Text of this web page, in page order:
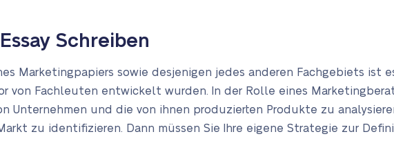
Schreiben
Marketingpapiers sowie desjenigen jedes anderen Fachgebiets ist
von Fachleuten entwickelt wurden. In der Rolle eines
Unternehmen und die von ihnen produzierten Produkte zu
zu identifizieren. Dann müssen Sie Ihre eigene Strategie zur